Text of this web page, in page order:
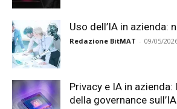
Uso dell’IA in azienda:
Redazione BitMAT - 09/05/
Privacy e IA in
della governance sull’IA